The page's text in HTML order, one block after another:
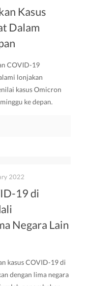
Kasus
Dalam
COVID-19
lonjakan
kasus Omicron
ke depan.
2022
19 di
Negara Lain
kasus COVID-19 di
dengan lima negara